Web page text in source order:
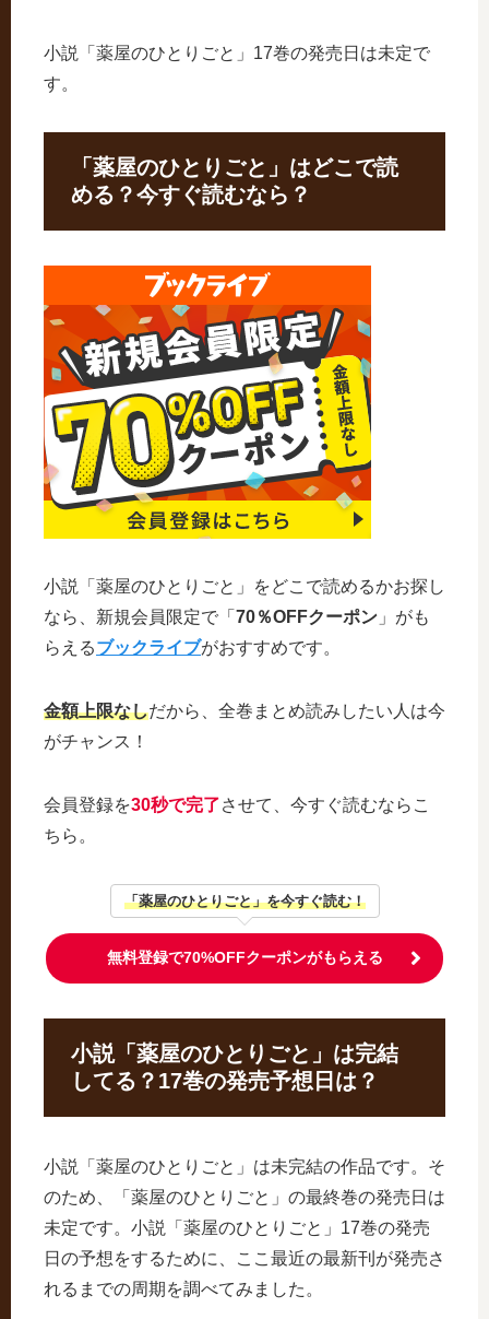
小説「薬屋のひとりごと」17巻の発売日は未定で
す。
「薬屋のひとりごと」はどこで読
める？今すぐ読むなら？
小説「薬屋のひとりごと」をどこで読めるかお探し
なら、新規会員限定で「 70％OFFクーポン 」がも
らえるブックライブがおすすめです。
金額上限なしだから、全巻まとめ読みしたい人は今
がチャンス！
会員登録を30秒で完了させて、今すぐ読むならこ
ちら。
「薬屋のひとりごと」を今すぐ読む！
無料登録で70%OFFクーポンがもらえる
小説「薬屋のひとりごと」は完結
してる？17巻の発売予想日は？
小説「薬屋のひとりごと」は未完結の作品です。そ
のため、「薬屋のひとりごと」の最終巻の発売日は
未定です。小説「薬屋のひとりごと」17巻の発売
日の予想をするために、ここ最近の最新刊が発売さ
れるまでの周期を調べてみました。